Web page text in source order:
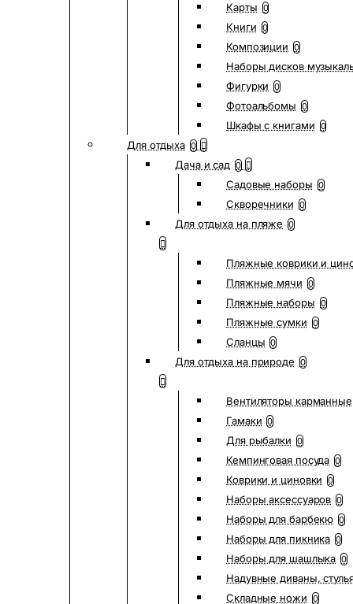
Карты 0
Книги 0
Композиции 0
Наборы дисков
Фигурки 0
Фотоальбомы 0
Шкафы с книгами 0
Для отдыха 0
Дача и сад 0
Садовые наборы 0
Скворечники 0
Для отдыха на пляже 0
Пляжные коврики и
Пляжные мячи 0
Пляжные наборы 0
Пляжные сумки 0
Сланцы 0
Для отдыха на природе 0
Вентиляторы карманные
Гамаки 0
Для рыбалки 0
Кемпинговая посуда 0
Коврики и циновки 0
Наборы аксессуаров 0
Наборы для барбекю 0
Наборы для пикника 0
Наборы для шашлыка 0
Надувные диваны,
Складные ножи 0